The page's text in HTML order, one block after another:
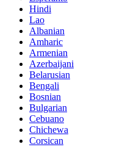
Hindi
Lao
Albanian
Amharic
Armenian
Azerbaijani
Belarusian
Bengali
Bosnian
Bulgarian
Cebuano
Chichewa
Corsican